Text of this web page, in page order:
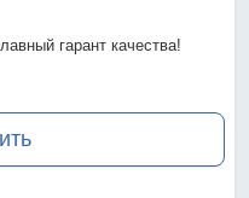
гарант качества!